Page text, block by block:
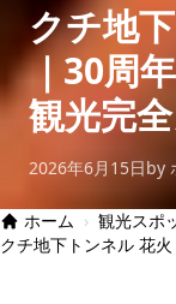
クチ地
｜30周
観光完
2026年6月15日by
ホーム › 観光スポ
クチ地下トンネル 花